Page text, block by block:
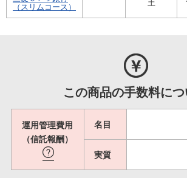
（スリムコース）
この商品の手数料に
運用管理費用
（信託報酬）
名目
実質